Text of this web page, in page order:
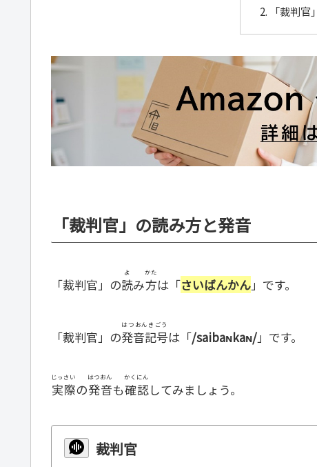
「裁判
「裁判官」の読み方と発音
「裁判官」の読
よ
み方
かた
は「さいばんかん」です。
「裁判官」の発音記号
はつおんきごう
は「/saibaɴkaɴ/」です。
実際
じっさい
の発音
はつおん
も確認
かくにん
してみましょう。
裁判官